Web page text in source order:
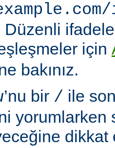
için
bakınız.
’nu bir / ile
yorumlarken
dikkat